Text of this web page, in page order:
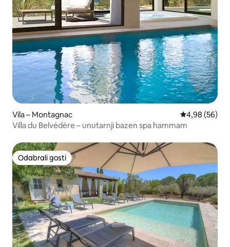
Vila – Montagnac Prosječna
4,98 (56)
Villa du Belvédère – unutarnji bazen spa hammam
Odabrali gosti
Odabrali gosti